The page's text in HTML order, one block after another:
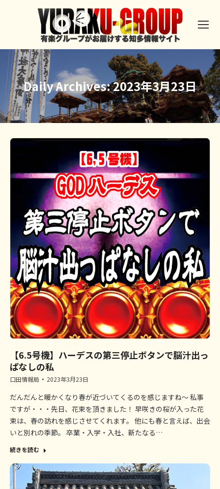
Daily Archives:2023年3月23日
【6.5号機】ハーデスの第三停止ボタンで脳汁出っ
ぱなしの私
口田情報局 2023年3月23日
だんだんと暖かくなり春が近づいてくるのを感じますね～ 私事
ですが・・・先日、花束を頂きました！ 早咲きの桜が入った花
束は、春の訪れを感じさせてくれます。 他にも春と言えば、出会
いと別れの季節。 卒業・入学・入社、新たなる…
続きを読む